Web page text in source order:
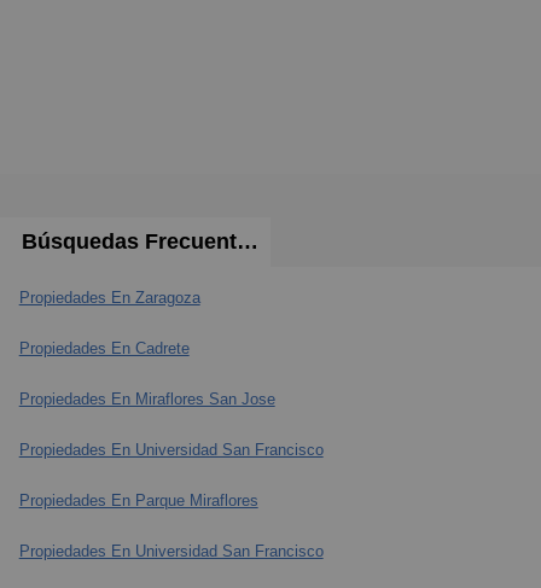
Búsquedas Frecuentes
Propiedades En Zaragoza
Propiedades En Cadrete
Propiedades En Miraflores San Jose
Propiedades En Universidad San Francisco
Propiedades En Parque Miraflores
Propiedades En Universidad San Francisco